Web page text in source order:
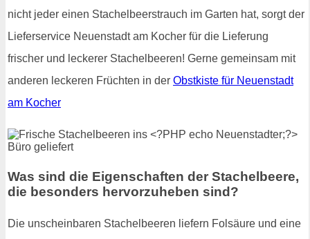
nicht jeder einen Stachelbeerstrauch im Garten hat, sorgt der
Lieferservice Neuenstadt am Kocher für die Lieferung
frischer und leckerer Stachelbeeren! Gerne gemeinsam mit
anderen leckeren Früchten in der Obstkiste für Neuenstadt
am Kocher
Was sind die Eigenschaften der Stachelbeere,
die besonders hervorzuheben sind?
Die unscheinbaren Stachelbeeren liefern Folsäure und eine